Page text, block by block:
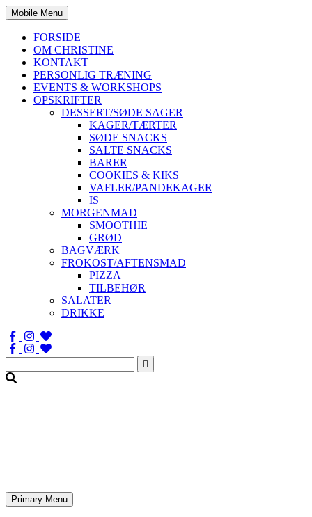
Mobile Menu
FORSIDE
OM CHRISTINE
KONTAKT
PERSONLIG TRÆNING
EVENTS & WORKSHOPS
OPSKRIFTER
DESSERT/SØDE SAGER
KAGER/TÆRTER
SØDE SNACKS
SALTE SNACKS
BARER
COOKIES & KIKS
VAFLER/PANDEKAGER
IS
MORGENMAD
SMOOTHIE
GRØD
BAGVÆRK
FROKOST/AFTENSMAD
PIZZA
TILBEHØR
SALATER
DRIKKE
Søg
efter:
Primary Menu